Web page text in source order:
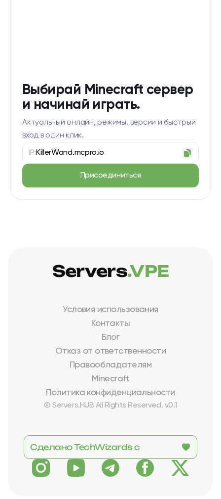
Выбирай Minecraft сервер
и начинай играть.
Актуальный онлайн, режимы, версии и быстрый
вход в один клик.
IP:KillerWand.mcpro.io
Присоединиться
Условия использования
Контакты
Блог
Отказ от ответственности
Правообладателям
Minecraft
Политика конфиденциальности
© Servers.HUB All Rights Reserved. v0.1
Servers.VPE
Сделано TechWizards с